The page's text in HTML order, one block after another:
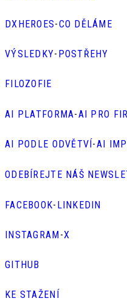
DXHEROES-CO DĚLÁME
VÝSLEDKY- POSTŘEHY
FILOZOFIE
AI PLATFORMA-AI PRO
AI PODLE ODVĚTVÍ-AI
ODEBÍREJTE NÁŠ
FACEBOOK- LINKEDIN
INSTAGRAM-X
GITHUB
KE STAŽENÍ